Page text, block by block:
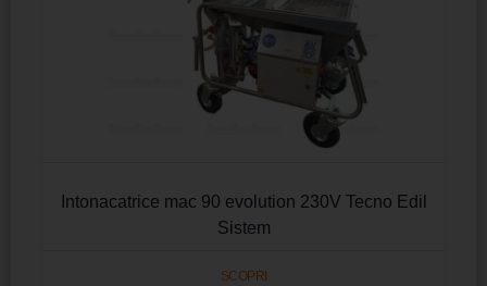
Intonacatrice mac 90 evolution 230V Tecno Edil
Sistem
SCOPRI